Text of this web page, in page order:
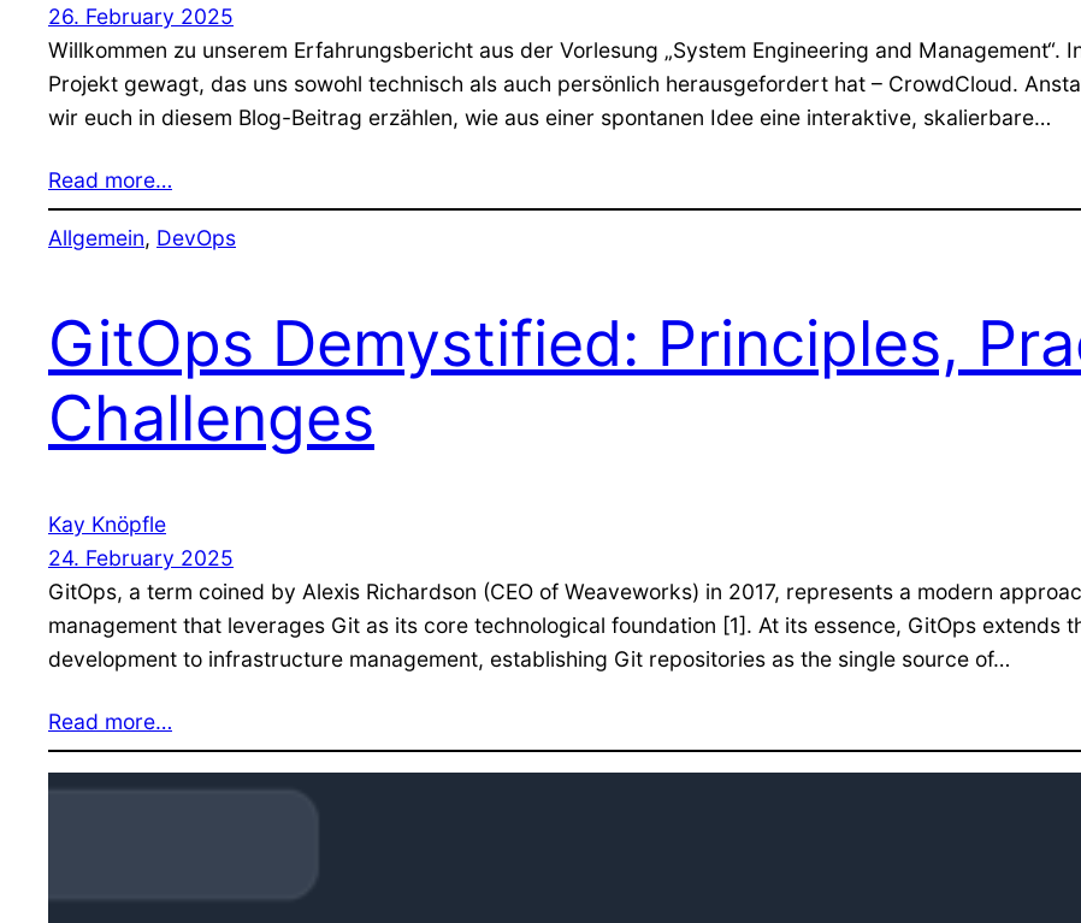
26. February 2025
Willkommen zu unserem Erfahrungsbericht aus der Vorlesung „System Engineering and Management“.
Projekt gewagt, das uns sowohl technisch als auch persönlich herausgefordert hat – CrowdCloud.
wir euch in diesem Blog-Beitrag erzählen, wie aus einer spontanen Idee eine interaktive, skalierbare…
Read more…
Allgemein, DevOps
GitOps Demystified: Principles,
Challenges
Kay Knöpfle
24. February 2025
GitOps, a term coined by Alexis Richardson (CEO of Weaveworks) in 2017, represents a modern
management that leverages Git as its core technological foundation [1]. At its essence, GitOps
development to infrastructure management, establishing Git repositories as the single source of…
Read more…